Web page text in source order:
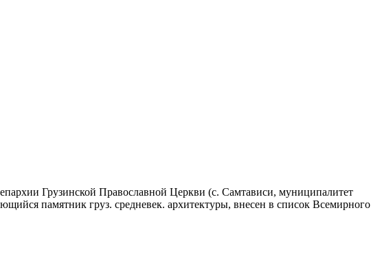
Грузинской Православной Церкви (с. Самтависи, муниципалитет
памятник груз. средневек. архитектуры, внесен в список Всемирного